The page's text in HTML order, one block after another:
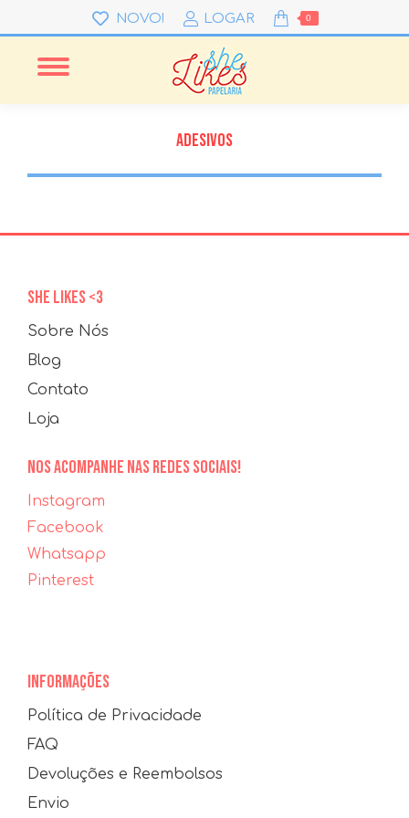
NOVO! LOGAR 0
ADESIVOS
SHE LIKES <3
Sobre Nós
Blog
Contato
Loja
NOS ACOMPANHE NAS REDES SOCIAIS!
Instagram
Facebook
Whatsapp
Pinterest
INFORMAÇÕES
Política de Privacidade
FAQ
Devoluções e Reembolsos
Envio